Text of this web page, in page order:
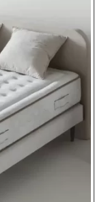
para ti!
tiene
base de
soporte y
de